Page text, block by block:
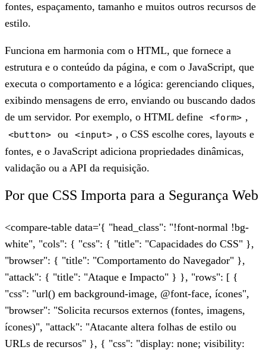
fontes, espaçamento, tamanho e muitos outros recursos de
estilo.
Funciona em harmonia com o HTML, que fornece a
estrutura e o conteúdo da página, e com o JavaScript, que
executa o comportamento e a lógica: gerenciando cliques,
exibindo mensagens de erro, enviando ou buscando dados
de um servidor. Por exemplo, o HTML define
<form> ,
<button> ou <input> , o CSS escolhe cores, layouts e
fontes, e o JavaScript adiciona propriedades dinâmicas,
validação ou a API da requisição.
Por que CSS Importa para a Segurança Web
<compare-table data='{ "head_class": "!font-normal !bg-
white", "cols": { "css": { "title": "Capacidades do CSS" },
"browser": { "title": "Comportamento do Navegador" },
"attack": { "title": "Ataque e Impacto" } }, "rows": [ {
"css": "url() em background-image, @font-face, ícones",
"browser": "Solicita recursos externos (fontes, imagens,
ícones)", "attack": "Atacante altera folhas de estilo ou
URLs de recursos" }, { "css": "display: none; visibility: